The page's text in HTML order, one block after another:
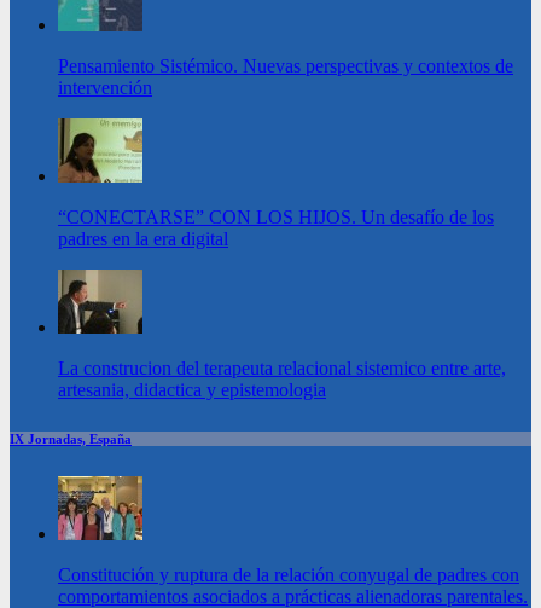
Pensamiento Sistémico. Nuevas perspectivas y contextos de
intervención
“CONECTARSE” CON LOS HIJOS. Un desafío de los
padres en la era digital
La construcion del terapeuta relacional sistemico entre arte,
artesania, didactica y epistemologia
IX Jornadas, España
Constitución y ruptura de la relación conyugal de padres con
comportamientos asociados a prácticas alienadoras parentales.